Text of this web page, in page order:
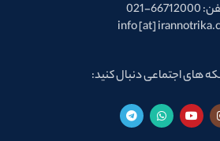
021
info [at]
های اجتماعی دنبال کنید: